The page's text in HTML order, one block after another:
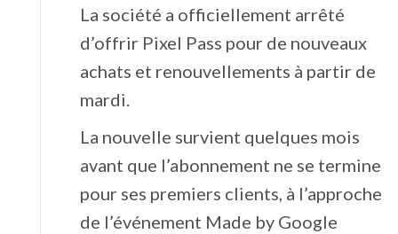
La société a officiellement arrêté
d’offrir Pixel Pass pour de nouveaux
achats et renouvellements à partir de
mardi.
La nouvelle survient quelques mois
avant que l’abonnement ne se termine
pour ses premiers clients, à l’approche
de l’événement Made by Google